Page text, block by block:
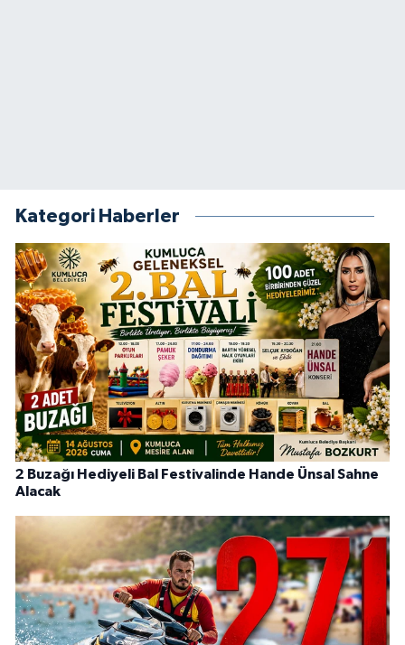
Kategori Haberler
2 Buzağı Hediyeli Bal Festivalinde Hande Ünsal Sahne
Alacak